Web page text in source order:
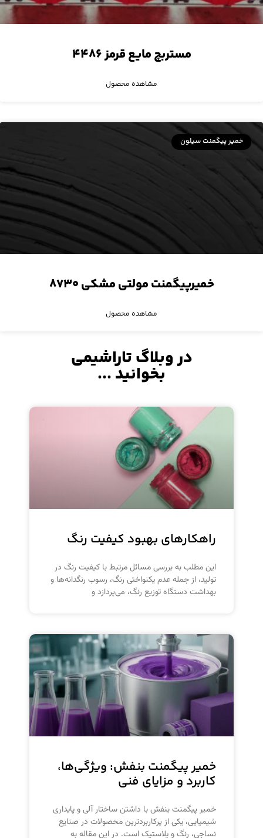
مستربچ مایع قرمز ۴۴۸۶
مشاهده محصول
خمیر پیگمنت سیلون
خمیرپیگمنت مولتی مشکی ۸۷۳۰
مشاهده محصول
در وبلاگ تاراشیمی
بخوانید ...
راهکارهای بهبود کیفیت رنگ
این مطلب به بررسی مسائل مرتبط با کیفیت رنگ در
تولید، از جمله عدم یکنواختی رنگ، رسوب رنگدانه‌ها و
بهداشت دستگاه توزیع رنگ، می‌پردازد و
خمیر پیگمنت بنفش: ویژگی‌ها،
کاربرد و مزایای فنی
خمیر پیگمنت بنفش با داشتن ساختار آلی و پایداری
شیمیایی، یکی از پرکاربردترین محصولات در صنایع
نساجی، رنگ و پلاستیک است. در این مقاله به